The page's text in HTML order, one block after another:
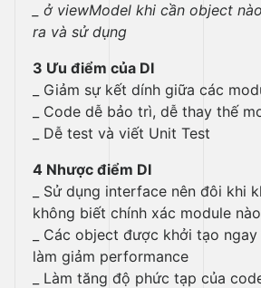
_ ở viewModel khi cần object
ra và sử dụng
3 Ưu điểm của DI
_ Giảm sự kết dính giữa các
_ Code dễ bảo trì, dễ thay thế
_ Dễ test và viết Unit Test
4 Nhược điểm DI
_ Sử dụng interface nên đôi khi
không biết chính xác module
_ Các object được khởi tạo
làm giảm performance
_ Làm tăng độ phức tạp của